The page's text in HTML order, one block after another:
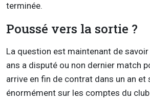
terminée.
Poussé vers la sortie ?
La question est maintenant de
ans a disputé ou non dernier match
arrive en fin de contrat dans un an et
énormément sur les comptes du